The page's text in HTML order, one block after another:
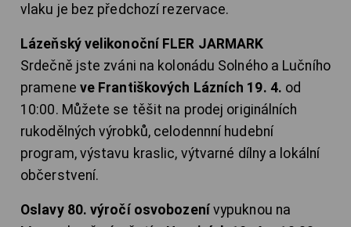
vlaku je bez předchozí rezervace.
Lázeňský velikonoční FLER JARMARK
Srdečně jste zváni na kolonádu Solného a Lučního
pramene ve Františkových Lázních 19. 4. od
10:00. Můžete se těšit na prodej originálních
rukodělných výrobků, celodennní hudební
program, výstavu kraslic, výtvarné dílny a lokální
občerstvení.
Oslavy 80. výročí osvobozenívypuknou na